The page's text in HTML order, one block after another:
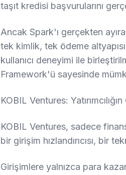
taşıt kredisi başvurularını
Ancak Spark'ı gerçekten
tek kimlik, tek ödeme
kullanıcı deneyimi ile
Framework'ü sayesinde
KOBIL Ventures:
KOBIL Ventures, sadece
bir girişim hızlandırıcısı, bir
Girişimlere yalnızca para